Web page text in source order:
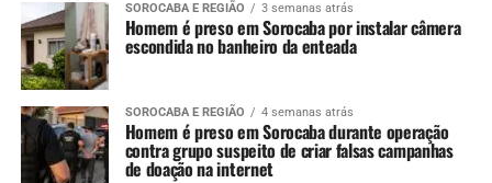
SOROCABA E REGIÃO 3 semanas atrás
Homem é preso em Sorocaba por instalar câmera
escondida no banheiro da enteada
SOROCABA E REGIÃO 4 semanas atrás
Homem é preso em Sorocaba durante operação
contra grupo suspeito de criar falsas campanhas
de doação na internet